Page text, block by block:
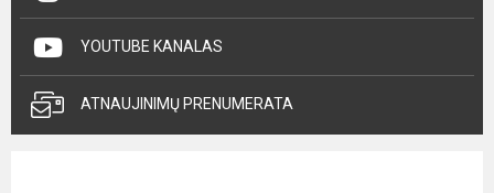
YOUTUBE KANALAS
ATNAUJINIMŲ PRENUMERATA